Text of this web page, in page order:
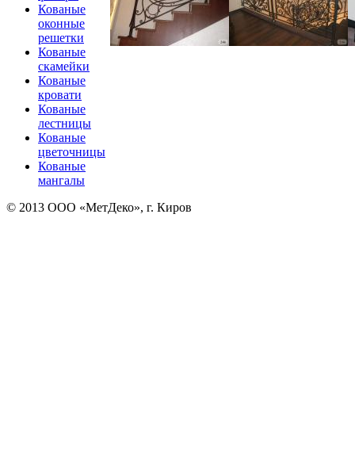
Кованые
оконные
решетки
Кованые
скамейки
Кованые
кровати
Кованые
лестницы
Кованые
цветочницы
Кованые
мангалы
© 2013 ООО «МетДеко», г. Киров